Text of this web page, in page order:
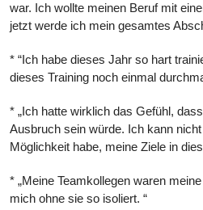
war. Ich wollte meinen Beruf mit
jetzt werde ich mein gesamtes
* “Ich habe dieses Jahr so ​​hart
dieses Training noch einmal
* „Ich hatte wirklich das Gefühl,
Ausbruch sein würde. Ich kann
Möglichkeit habe, meine Ziele in
* „Meine Teamkollegen waren
mich ohne sie so isoliert. “